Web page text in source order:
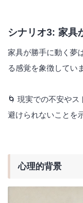
シナリオ3: 家具
家具が勝手に動く夢
る感覚を象徴してい
🌀 現実での不安や
避けられないことを
心理的背景